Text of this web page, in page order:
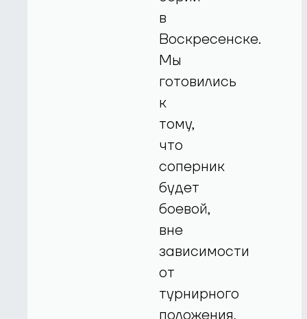
в
Воскресенске.
Мы
готовились
к
тому,
что
соперник
будет
боевой,
вне
зависимости
от
турнирного